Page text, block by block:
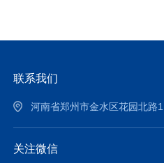
联系我们
河南省郑州市金水区花园北路
关注微信